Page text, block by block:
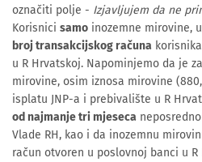
označiti polje - Izjavljujem da ne
Korisnici samo inozemne mirovine,
broj transakcijskog računa
u R Hrvatskoj. Napominjemo da je
mirovine, osim iznosa mirovine
isplatu JNP-a i prebivalište u R
od najmanje tri mjeseca
Vlade RH, kao i da inozemnu
račun otvoren u poslovnoj banci u R